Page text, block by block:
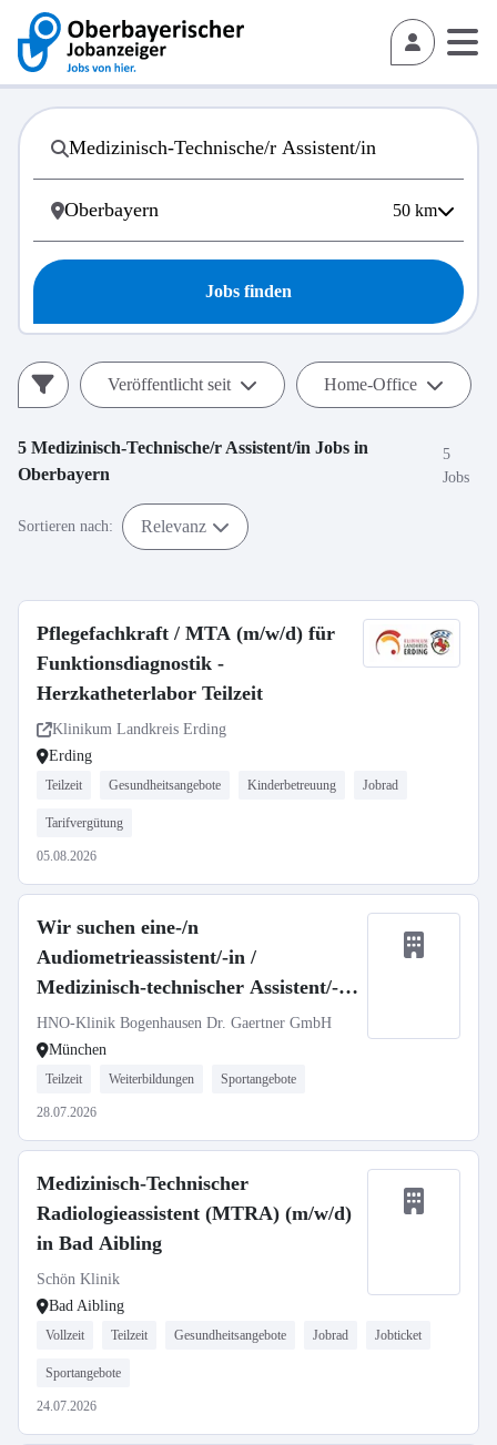
50 km
Jobs finden
Veröffentlicht seit Home-Office
5 Medizinisch-Technische/r Assistent/in Jobs in
Oberbayern
5
Jobs
Sortieren nach: Relevanz
Pflegefachkraft / MTA (m/w/d) für
Funktionsdiagnostik -
Herzkatheterlabor Teilzeit
Klinikum Landkreis Erding
Erding
Teilzeit Gesundheitsangebote Kinderbetreuung Jobrad
Tarifvergütung
05.08.2026
Wir suchen eine-/n
Audiometrieassistent/-in /
Medizinisch-technischer Assistent/-in
(Audiometrie) / Hörakustiker/-in
(w/m/d)
HNO-Klinik Bogenhausen Dr. Gaertner GmbH
München
Teilzeit Weiterbildungen Sportangebote
28.07.2026
Medizinisch-Technischer
Radiologieassistent (MTRA) (m/w/d)
in Bad Aibling
Schön Klinik
Bad Aibling
Vollzeit Teilzeit Gesundheitsangebote Jobrad Jobticket
Sportangebote
24.07.2026